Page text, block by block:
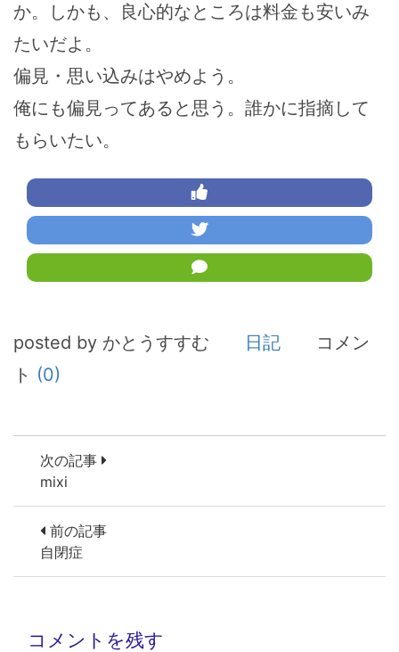
か。しかも、良心的なところは料金も安いみ
たいだよ。
偏見・思い込みはやめよう。
俺にも偏見ってあると思う。誰かに指摘して
もらいたい。
posted by かとうすすむ 日記
コメン
ト (0)
次の記事
mixi
前の記事
自閉症
コメントを残す